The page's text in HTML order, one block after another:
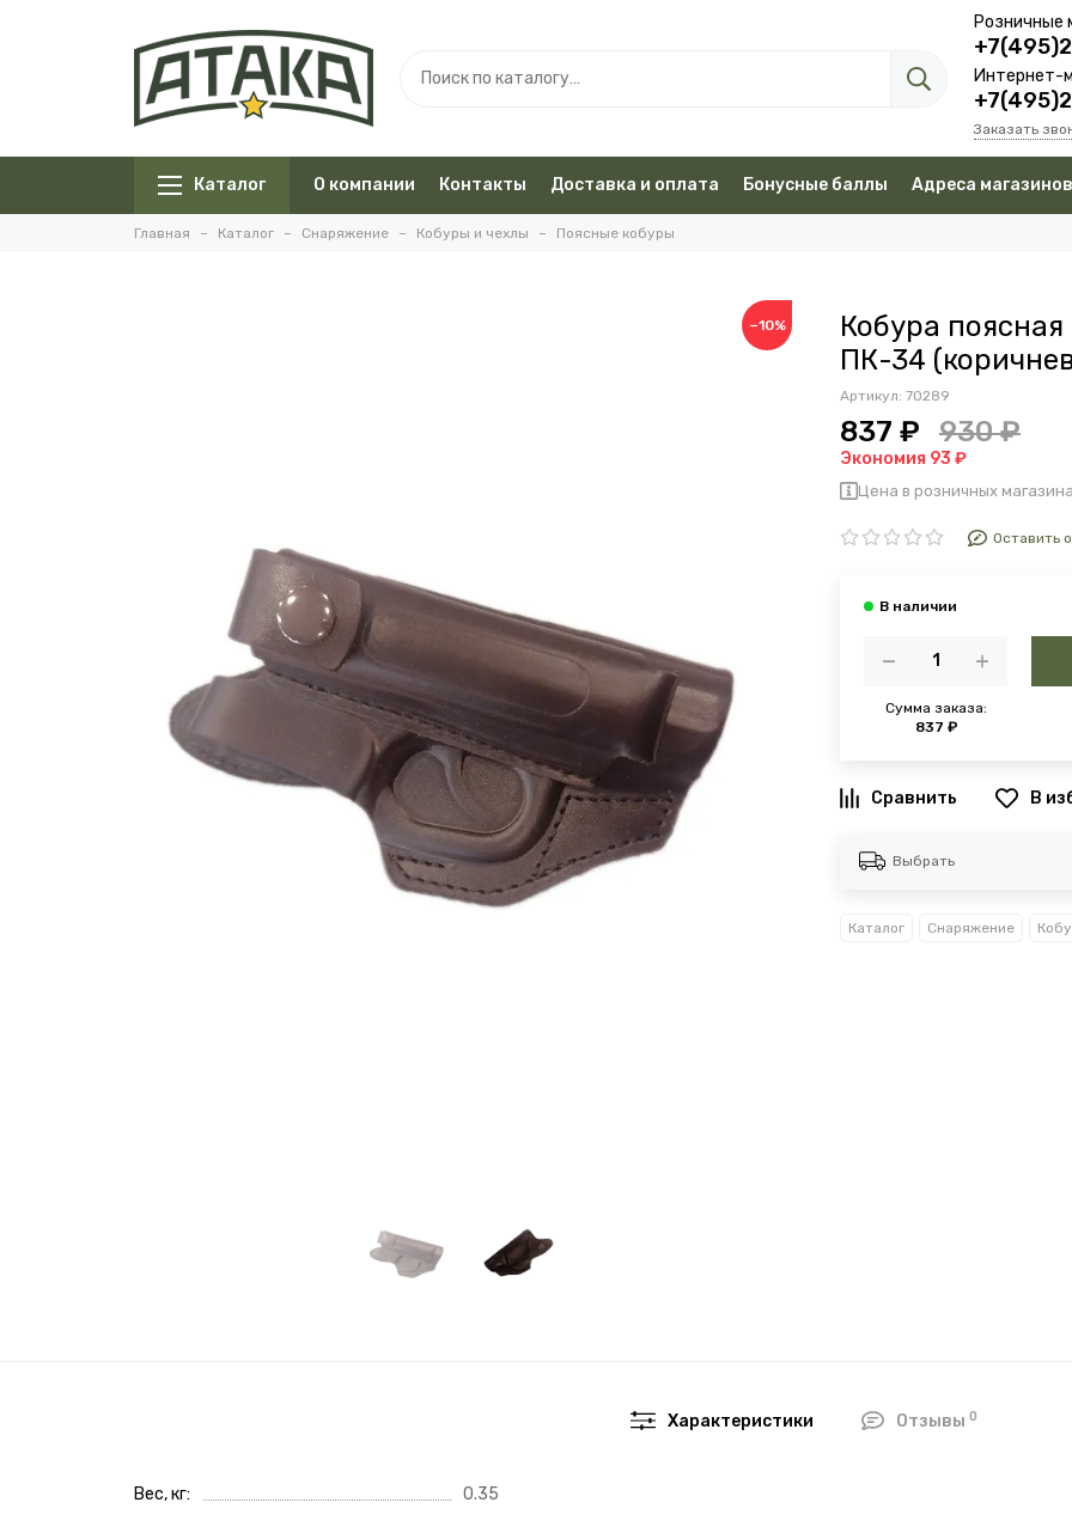
Розничные
Интернет-
Заказать
Каталог О компании Контакты Доставка и оплата Бонусные баллы Адреса магазинов
Главная Каталог Снаряжение Кобуры и чехлы Поясные кобуры
−10%
Кобура
ПК-34
Артикул: 70289
837 ₽ 930 ₽
Экономия 93 ₽
Цена в розничных
Оставить
Сумма заказа:
837 ₽
В
Выбрать
Каталог Снаряжение
Характеристики Отзывы 0
Вес, кг 0.35